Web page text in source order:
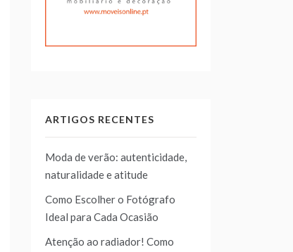
ARTIGOS RECENTES
Moda de verão: autenticidade,
naturalidade e atitude
Como Escolher o Fotógrafo
Ideal para Cada Ocasião
Atenção ao radiador! Como